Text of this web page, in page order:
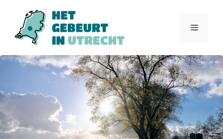
Menu